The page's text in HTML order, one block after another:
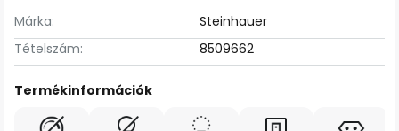
Márka:
Steinhauer
Tételszám:
8509662
Termékinformációk